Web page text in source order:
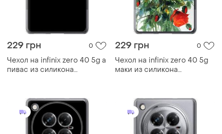
229 грн 0
Чехол на infinix zero 40 5g а
пивас из силикона
229 грн 0
Чехол на infinix zero 40 5g
маки из силикона